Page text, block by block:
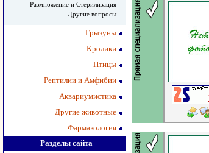
Размножение и Стерилизация
Другие вопросы
Грызуны
Кролики
Птицы
Рептилии и Амфибии
Аквариумистика
Другие животные
Фармакология
Разделы сайта